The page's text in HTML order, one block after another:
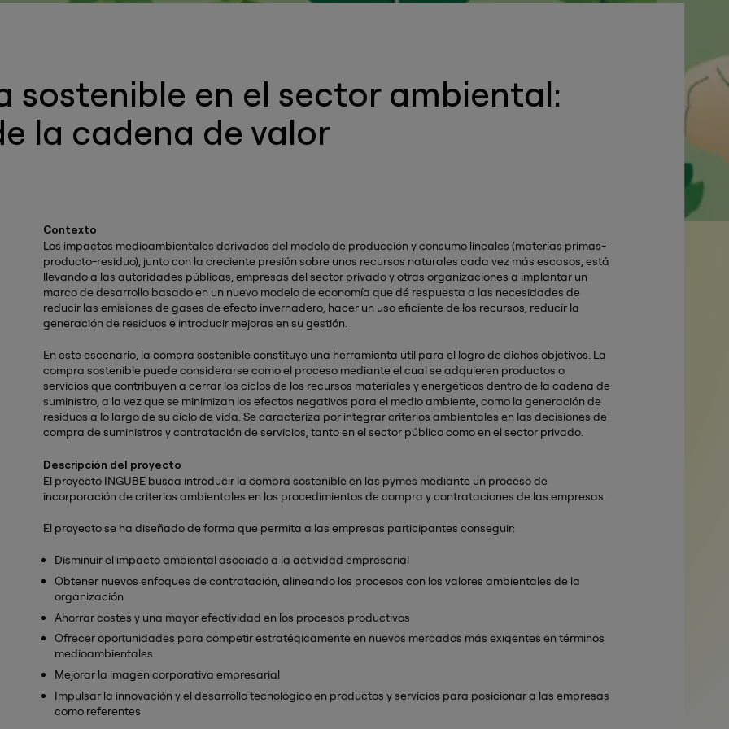
sostenible en el sector ambiental:
la cadena de valor
Contexto
Los impactos medioambientales derivados del modelo de producción y consumo lineales (materias primas-
producto-residuo), junto con la creciente presión sobre unos recursos naturales cada vez más escasos, está
llevando a las autoridades públicas, empresas del sector privado y otras organizaciones a implantar un
marco de desarrollo basado en un nuevo modelo de economía que dé respuesta a las necesidades de
reducir las emisiones de gases de efecto invernadero, hacer un uso eficiente de los recursos, reducir la
generación de residuos e introducir mejoras en su gestión.
En este escenario, la compra sostenible constituye una herramienta útil para el logro de dichos objetivos. La
compra sostenible puede considerarse como el proceso mediante el cual se adquieren productos o
servicios que contribuyen a cerrar los ciclos de los recursos materiales y energéticos dentro de la cadena de
suministro, a la vez que se minimizan los efectos negativos para el medio ambiente, como la generación de
residuos a lo largo de su ciclo de vida. Se caracteriza por integrar criterios ambientales en las decisiones de
compra de suministros y contratación de servicios, tanto en el sector público como en el sector privado.
Descripción del proyecto
El proyecto INGUBE busca introducir la compra sostenible en las pymes mediante un proceso de
incorporación de criterios ambientales en los procedimientos de compra y contrataciones de las empresas.
El proyecto se ha diseñado de forma que permita a las empresas participantes conseguir:
Disminuir el impacto ambiental asociado a la actividad empresarial
Obtener nuevos enfoques de contratación, alineando los procesos con los valores ambientales de la
organización
Ahorrar costes y una mayor efectividad en los procesos productivos
Ofrecer oportunidades para competir estratégicamente en nuevos mercados más exigentes en términos
medioambientales
Mejorar la imagen corporativa empresarial
Impulsar la innovación y el desarrollo tecnológico en productos y servicios para posicionar a las empresas
como referentes